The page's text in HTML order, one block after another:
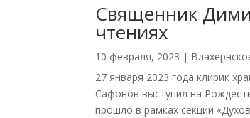
Священник
чтениях
10 февраля, 2023 |
27 января 2023 года клирик
Сафонов выступил на
прошло в рамках секции